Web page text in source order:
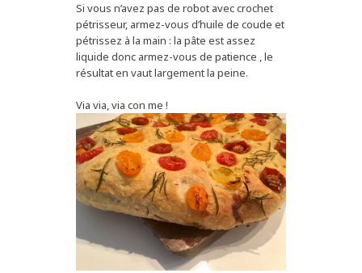
Si vous n’avez pas de robot avec crochet
pétrisseur, armez-vous d’huile de coude et
pétrissez à la main : la pâte est assez
liquide donc armez-vous de patience , le
résultat en vaut largement la peine.
Via via, via con me !